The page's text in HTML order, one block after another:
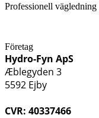
Professionell
Företag
Hydro-Fyn ApS
Æblegyden 3
5592 Ejby
CVR: 40337466